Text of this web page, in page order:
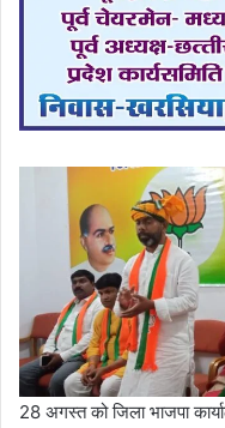
28 अगस्त को जिला भाजपा